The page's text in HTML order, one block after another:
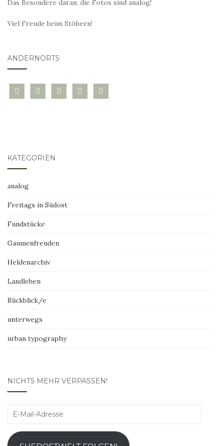
Das Besondere daran: die Fotos sind analog!
Viel Freude beim Stöbern!
ANDERNORTS
bloglovininstagramtwitter pinterest
mail
KATEGORIEN
analog
Freitags in Südost
Fundstücke
Gaumenfreuden
Heldenarchiv
Landleben
Rückblick/e
unterwegs
urban typography
NICHTS MEHR VERPASSEN!
E-
Adresse